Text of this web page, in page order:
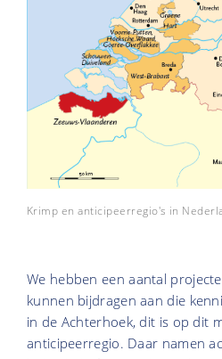
Krimp en anticipeerregio's in
We hebben een aantal
kunnen bijdragen aan die
in de Achterhoek, dit is op dit
anticipeerregio. Daar namen